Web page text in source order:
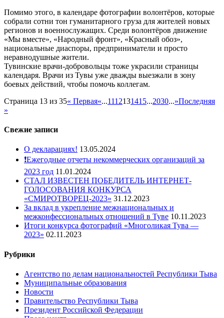
Помимо этого, в календаре фотографии волонтёров, которые
собрали сотни тон гуманитарного груза для жителей новых
регионов и военнослужащих. Среди волонтёров движение
«Мы вместе», «Народный фронт», «Красный обоз»,
национальные диаспоры, предприниматели и просто
неравнодушные жители.
Тувинские врачи-добровольцы тоже украсили страницы
календаря. Врачи из Тувы уже дважды выезжали в зону
боевых действий, чтобы помочь коллегам.
Страница 13 из 35« Первая«...1112131415...2030...»Последняя
»
Свежие записи
О декларациях! 13.05.2024
❗️Ежегодные отчеты некоммерческих организаций за
2023 год 11.01.2024
СТАЛ ИЗВЕСТЕН ПОБЕДИТЕЛЬ ИНТЕРНЕТ-
ГОЛОСОВАНИЯ КОНКУРСА
«СМИРОТВОРЕЦ-2023» 31.12.2023
За вклад в укрепление межнациональных и
межконфессиональных отношений в Туве 10.11.2023
Итоги конкурса фотографий «Многоликая Тува —
2023» 02.11.2023
Рубрики
Агентство по делам национальностей Республики Тыва
Муниципальные образования
Новости
Правительство Республики Тыва
Президент Российской Федерации